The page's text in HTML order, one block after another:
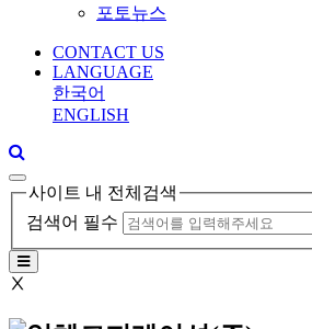
포토뉴스
CONTACT US
LANGUAGE
한국어
ENGLISH
사이트 내 전체검색
검색어 필수
Ⅹ